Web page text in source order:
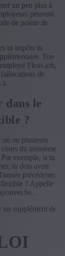
un peu plus à
peuvent
de pointe de
ni impôts ni
Ton
Flexi-job,
de
dans le
?
ou plusieurs
du troisième
exemple, si tu
tu dois avoir
précédente.
? Appelle
un supplément de